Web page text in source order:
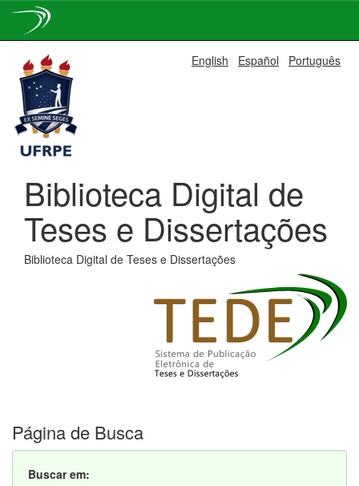
navigation
English Español Português
Biblioteca Digital de
Teses e Dissertações
Biblioteca Digital de Teses e Dissertações
Página de Busca
Buscar em: